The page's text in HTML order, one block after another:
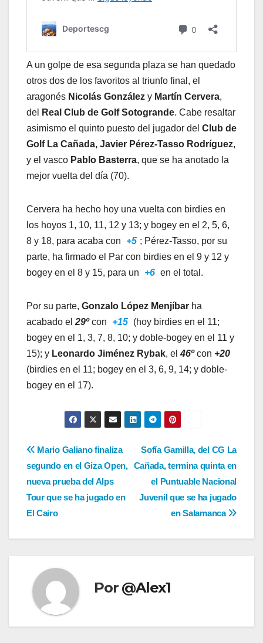
A un golpe de esa segunda plaza se han quedado
otros dos de los favoritos al triunfo final, el
aragonés Nicolás González y Martín Cervera,
del
Real Club de Golf Sotogrande. Cabe resaltar
asimismo el quinto puesto del jugador del Club de
Golf La Cañada, Javier Pérez-Tasso Rodríguez,
y el vasco Pablo Basterra, que se ha anotado la
mejor vuelta del día (70).
Cervera ha hecho hoy una vuelta con birdies en
los hoyos 1, 10, 11, 12 y 13; y bogey en el 2, 5, 6,
8 y 18, para acaba con
+5 ; Pérez-Tasso, por su
parte, ha firmado el Par con birdies en el 9 y 12 y
bogey en el 8 y 15, para un
+6 en el total.
Por su parte, Gonzalo López Menjíbar ha
acabado el 29ºcon +15 (hoy birdies en el 11;
bogey en el 1, 3, 7, 8, 10; y doble-bogey en el 11 y
15); y Leonardo Jiménez Rybak, el46ºcon +20
(birdies en el 11; bogey en el 3, 6, 9, 14; y doble-
bogey en el 17).
Navegación
de
entradas
Sofía Gamilla, del CG La
Cañada, termina quinta en
el Puntuable Nacional
Juvenil que se ha jugado
en Salamanca
Mario Galiano finaliza
segundo en el Giza Open,
nueva prueba del Alps
Tour que se ha jugado en
El Cairo
Por @Alex1